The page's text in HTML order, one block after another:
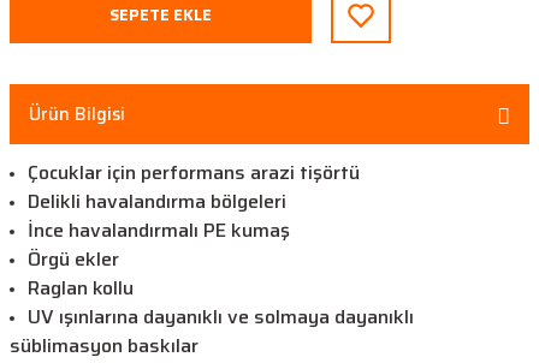
SEPETE EKLE
Ürün Bilgisi
Çocuklar için performans arazi tişörtü
Delikli havalandırma bölgeleri
İnce havalandırmalı PE kumaş
Örgü ekler
Raglan kollu
UV ışınlarına dayanıklı ve solmaya dayanıklı
süblimasyon baskılar